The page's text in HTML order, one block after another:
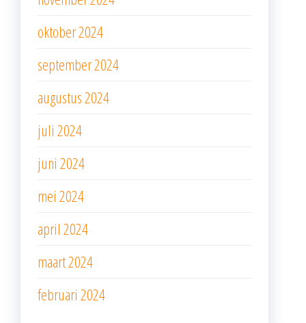
oktober 2024
september 2024
augustus 2024
juli 2024
juni 2024
mei 2024
april 2024
maart 2024
februari 2024